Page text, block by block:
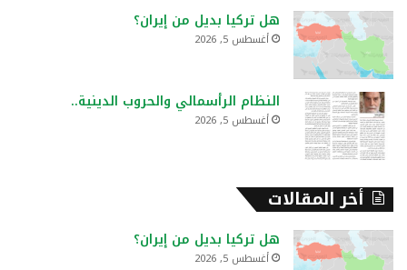
هل تركيا بديل من إيران؟
أغسطس 5, 2026
النظام الرأسمالي والحروب الدينية..
أغسطس 5, 2026
أخر المقالات
هل تركيا بديل من إيران؟
أغسطس 5, 2026